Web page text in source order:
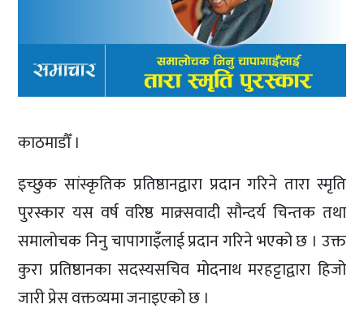
काठमाडौँ ।
इच्छुक सांस्कृतिक प्रतिष्ठानद्वारा प्रदान गरिने तारा स्मृति
पुरस्कार यस वर्ष वरिष्ठ माक्र्सवादी सौन्दर्य चिन्तक तथा
समालोचक निनु चापागाइँलाई प्रदान गरिने भएको छ । उक्त
कुरा प्रतिष्ठानका सदस्यसचिव मोदनाथ मरहट्टाद्वारा हिजो
जारी प्रेस वक्तव्यमा जनाइएको छ ।